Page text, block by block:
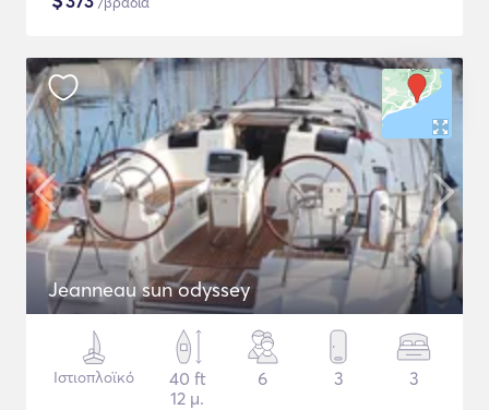
Jeanneau sun odyssey
Ιστιοπλοϊκό
40 ft
12 μ.
6 3 3